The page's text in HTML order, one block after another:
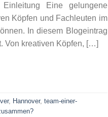
Eine gelungene
Köpfen und Fachleuten im
In diesem Blogeintrag
Von kreativen Köpfen, […]
, Hannover, team-einer-